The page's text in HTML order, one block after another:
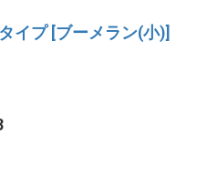
イプ [ブーメラン(小)]